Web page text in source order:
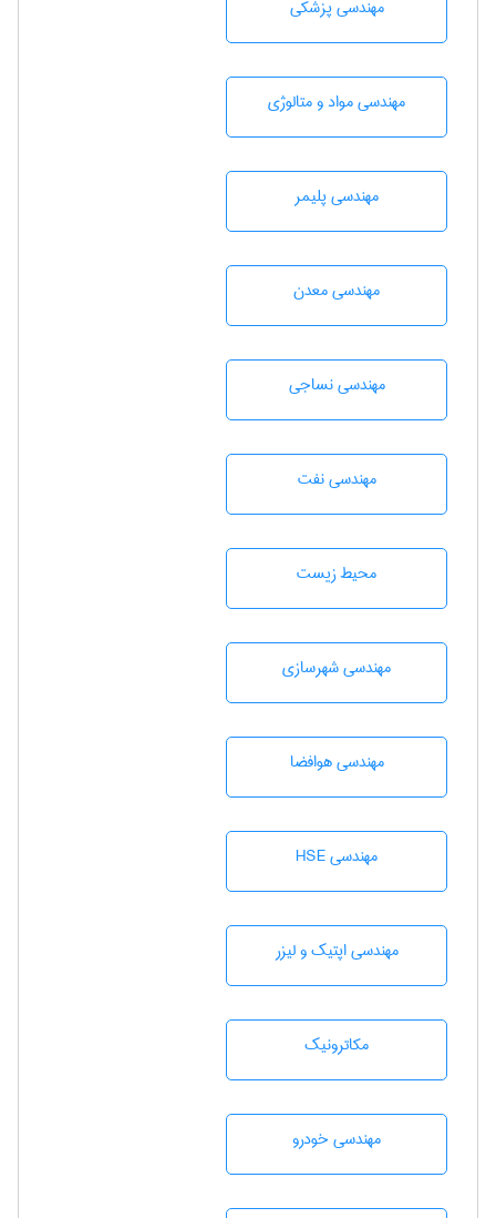
مهندسی پزشکی
مهندسی مواد و متالوژی
مهندسی پليمر
مهندسی معدن
مهندسي نساجی
مهندسی نفت
محيط زيست
مهندسی شهرسازی
مهندسی هوافضا
مهندسی HSE
مهندسی اپتیک و لیزر
مکاترونیک
مهندسی خودرو